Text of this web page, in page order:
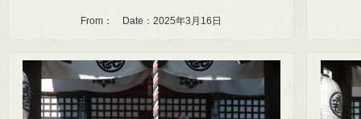
From： Date：2025年3月16日